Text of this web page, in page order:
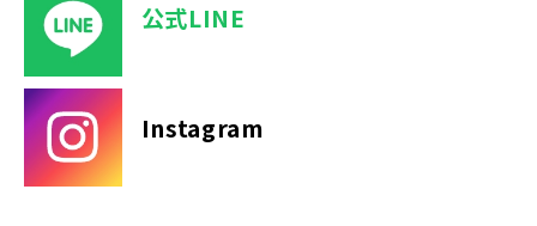
公式LINE
Instagram